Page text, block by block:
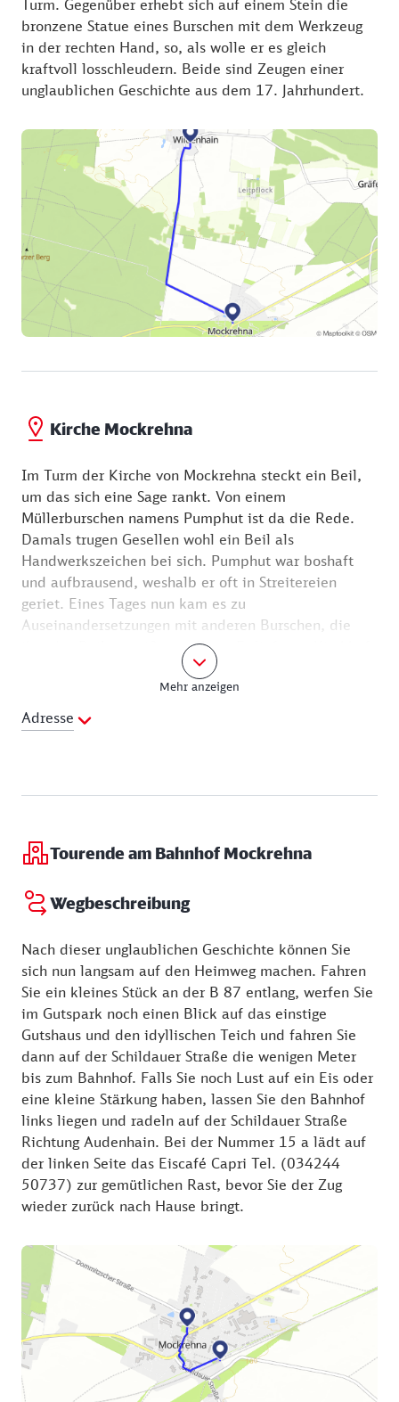
Turm. Gegenüber erhebt sich auf einem Stein die
bronzene Statue eines Burschen mit dem Werkzeug
in der rechten Hand, so, als wolle er es gleich
kraftvoll losschleudern. Beide sind Zeugen einer
unglaublichen Geschichte aus dem 17. Jahrhundert.
Kirche Mockrehna
Im Turm der Kirche von Mockrehna steckt ein Beil,
um das sich eine Sage rankt. Von einem
Müllerburschen namens Pumphut ist da die Rede.
Damals trugen Gesellen wohl ein Beil als
Handwerkszeichen bei sich. Pumphut war boshaft
und aufbrausend, weshalb er oft in Streitereien
geriet. Eines Tages nun kam es zu
Auseinandersetzungen mit anderen Burschen, die
ihm das Beil entreißen wollten. Er lief zum Kirchhof,
die johlende Menge hinterher. Ihm blieb nur noch
ein Platz auf der Kirchhofmauer. Da schwang er das
Beil, ein Zischen erfüllte die Luft, und mit einem
großen Krach landete das Beil in der
war kein Pumphut mehr auf der Mauer. Nur noch der
einem Stein … und der Müllerbursche tauchte nie
wieder in Mockrehna auf. Noch heute aber sind der
sehen. Allerdings wurde es im Jahre 1835 durch ein
Mehr anzeigen
Adresse
Tourende am Bahnhof Mockrehna
Wegbeschreibung
Nach dieser unglaublichen Geschichte können Sie
sich nun langsam auf den Heimweg machen. Fahren
Sie ein kleines Stück an der B 87 entlang, werfen Sie
im Gutspark noch einen Blick auf das einstige
Gutshaus und den idyllischen Teich und fahren Sie
dann auf der Schildauer Straße die wenigen Meter
bis zum Bahnhof. Falls Sie noch Lust auf ein Eis oder
eine kleine Stärkung haben, lassen Sie den Bahnhof
links liegen und radeln auf der Schildauer Straße
Richtung Audenhain. Bei der Nummer 15 a lädt auf
der linken Seite das Eiscafé Capri Tel. (034244
50737) zur gemütlichen Rast, bevor Sie der Zug
wieder zurück nach Hause bringt.